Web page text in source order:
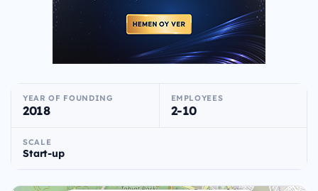
YEAR OF FOUNDING
2018
EMPLOYEES
2-10
SCALE
Start-up